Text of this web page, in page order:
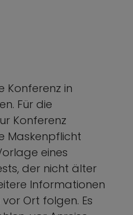
Konferenz in
Für die
Konferenz
Maskenpflicht
eines
der nicht älter
Informationen
Ort folgen. Es